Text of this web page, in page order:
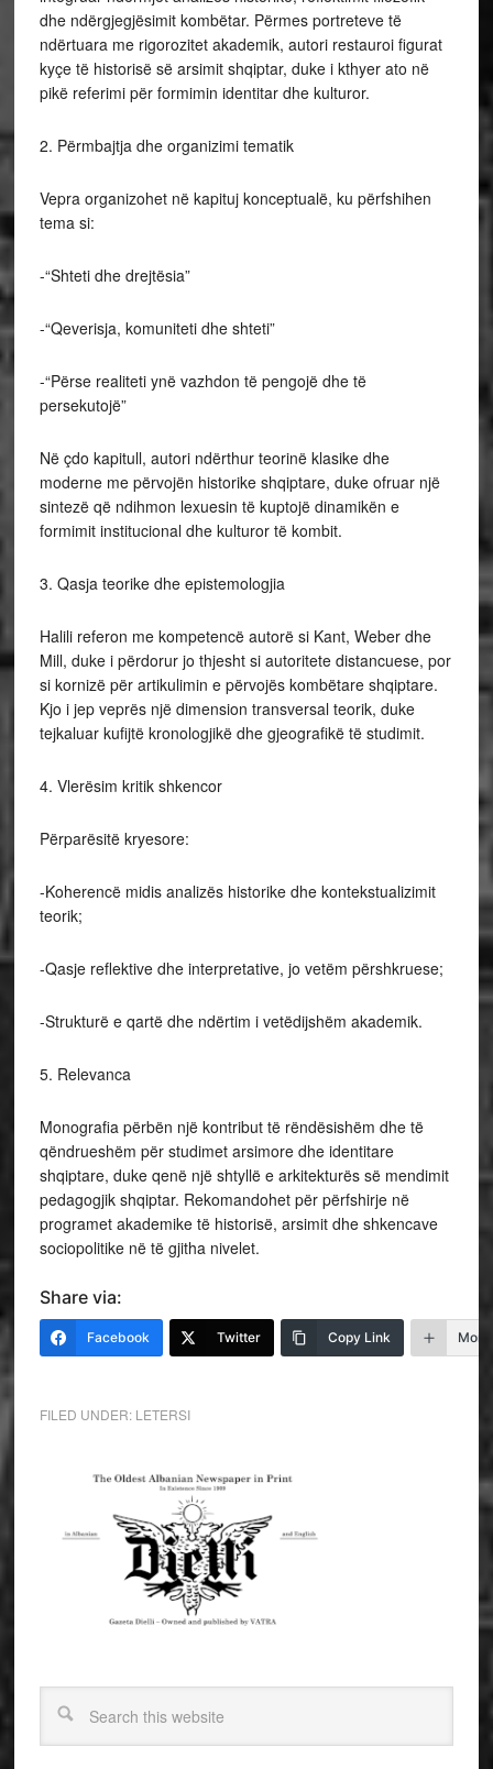
dhe ndërgjegjësimit kombëtar. Përmes portreteve të
ndërtuara me rigorozitet akademik, autori restauroi figurat
kyçe të historisë së arsimit shqiptar, duke i kthyer ato në
pikë referimi për formimin identitar dhe kulturor.
2. Përmbajtja dhe organizimi tematik
Vepra organizohet në kapituj konceptualë, ku përfshihen
tema si:
-“Shteti dhe drejtësia”
-“Qeverisja, komuniteti dhe shteti”
-“Përse realiteti ynë vazhdon të pengojë dhe të
persekutojë”
Në çdo kapitull, autori ndërthur teorinë klasike dhe
moderne me përvojën historike shqiptare, duke ofruar një
sintezë që ndihmon lexuesin të kuptojë dinamikën e
formimit institucional dhe kulturor të kombit.
3. Qasja teorike dhe epistemologjia
Halili referon me kompetencë autorë si Kant, Weber dhe
Mill, duke i përdorur jo thjesht si autoritete distancuese, por
si kornizë për artikulimin e përvojës kombëtare shqiptare.
Kjo i jep veprës një dimension transversal teorik, duke
tejkaluar kufijtë kronologjikë dhe gjeografikë të studimit.
4. Vlerësim kritik shkencor
Përparësitë kryesore:
-Koherencë midis analizës historike dhe kontekstualizimit
teorik;
-Qasje reflektive dhe interpretative, jo vetëm përshkruese;
-Strukturë e qartë dhe ndërtim i vetëdijshëm akademik.
5. Relevanca
Monografia përbën një kontribut të rëndësishëm dhe të
qëndrueshëm për studimet arsimore dhe identitare
shqiptare, duke qenë një shtyllë e arkitekturës së mendimit
pedagogjik shqiptar. Rekomandohet për përfshirje në
programet akademike të historisë, arsimit dhe shkencave
sociopolitike në të gjitha nivelet.
Share via:
Facebook Twitter Copy Link More
FILED UNDER: LETERSI